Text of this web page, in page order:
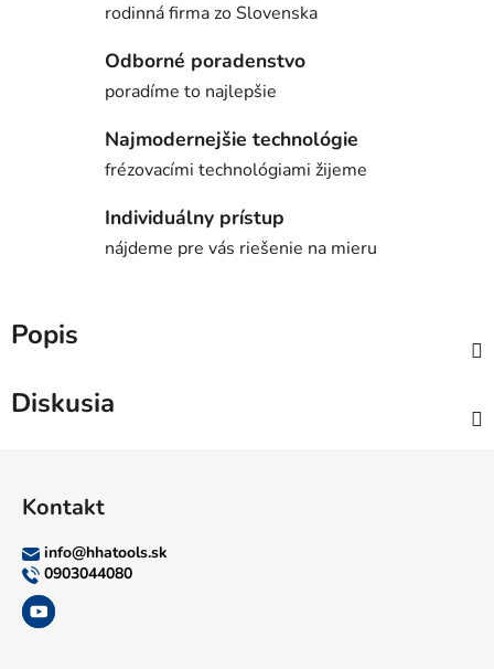
rodinná firma zo Slovenska
Odborné poradenstvo
poradíme to najlepšie
Najmodernejšie technológie
frézovacími technológiami žijeme
Individuálny prístup
nájdeme pre vás riešenie na mieru
Popis
Diskusia
Kontakt
info@hhatools.sk
0903044080